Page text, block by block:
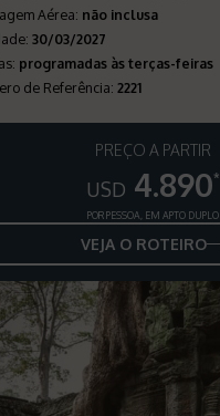
Aérea: não inclusa
: 30/03/2027
: programadas às terças-feiras
de Referência: 2221
PREÇO A PARTIR
USD 4.890*
POR PESSOA, EM APTO DUPLO
VEJA O ROTEIRO